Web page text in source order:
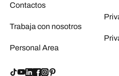
Contactos
Trabaja con nosotros
Personal Area